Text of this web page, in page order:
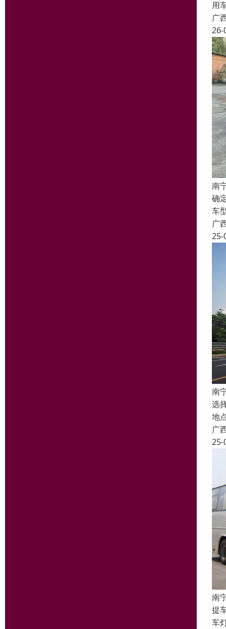
用
广
26-
南
确
车
广
25-
南
选
地
广
25-
南
提
车